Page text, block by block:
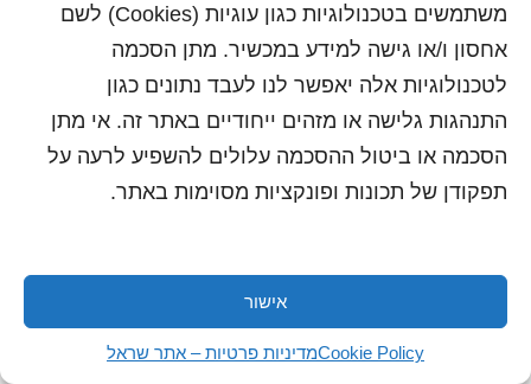
משתמשים בטכנולוגיות כגון עוגיות (Cookies) לשם
אחסון ו/או גישה למידע במכשיר. מתן הסכמה
לטכנולוגיות אלה יאפשר לנו לעבד נתונים כגון
התנהגות גלישה או מזהים ייחודיים באתר זה. אי מתן
הסכמה או ביטול ההסכמה עלולים להשפיע לרעה על
תפקודן של תכונות ופונקציות מסוימות באתר.
אישור
Cookie Policyמדיניות פרטיות – אתר שראל
כל הזכויות שמורות לשראל 2018 | עיצוב ותכנות: סטודיו
"היוצרים"